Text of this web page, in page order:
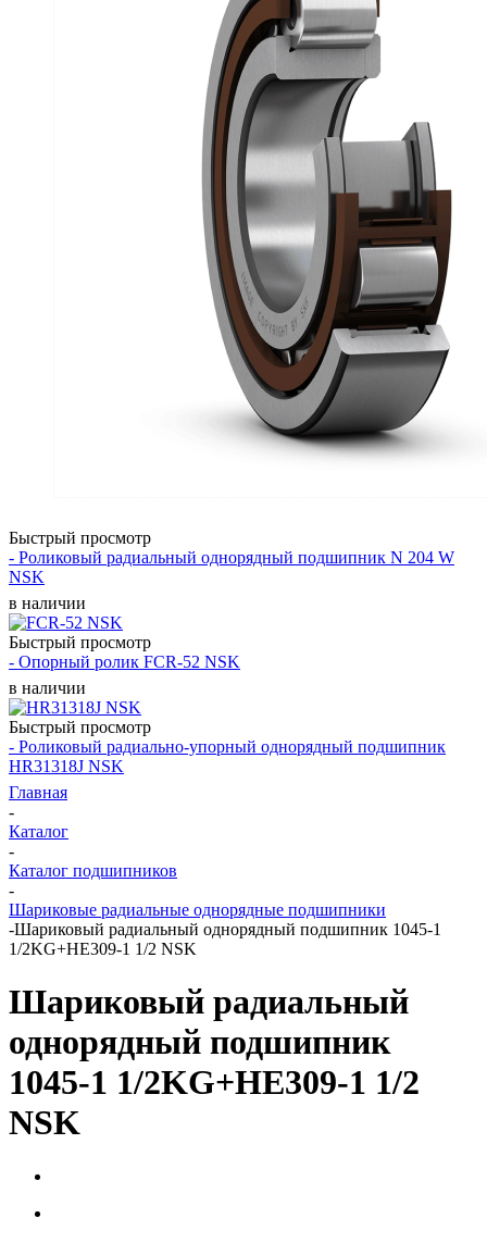
Быстрый просмотр
- Роликовый радиальный однорядный подшипник N 204 W
NSK
в наличии
Быстрый просмотр
- Опорный ролик FCR-52 NSK
в наличии
Быстрый просмотр
- Роликовый радиально-упорный однорядный подшипник
HR31318J NSK
Главная
-
Каталог
-
Каталог подшипников
-
Шариковые радиальные однорядные подшипники
-Шариковый радиальный однорядный подшипник 1045-1
1/2KG+HE309-1 1/2 NSK
Шариковый радиальный
однорядный подшипник
1045-1 1/2KG+HE309-1 1/2
NSK